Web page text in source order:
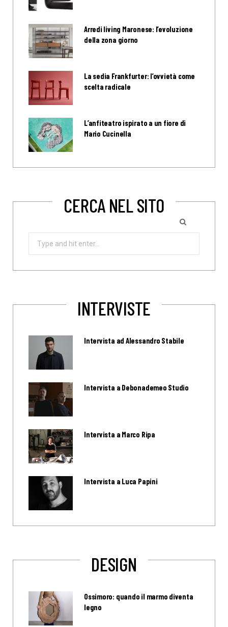
Arredi living Maronese: l’evoluzione
della zona giorno
La sedia Frankfurter: l’ovvietà come
scelta radicale
L’anfiteatro ispirato a un fiore di
Mario Cucinella
CERCA NEL SITO
Search
INTERVISTE
Intervista ad Alessandro Stabile
Intervista a Debonademeo Studio
Intervista a Marco Ripa
Intervista a Luca Papini
DESIGN
Ossimoro: quando il marmo diventa
legno